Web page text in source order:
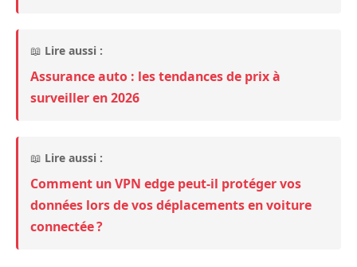
📖 Lire aussi :
Assurance auto : les tendances de prix à
surveiller en 2026
📖 Lire aussi :
Comment un VPN edge peut-il protéger vos
données lors de vos déplacements en voiture
connectée ?